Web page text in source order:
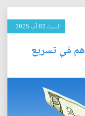
السبت 02 آب 2025
في تسريع